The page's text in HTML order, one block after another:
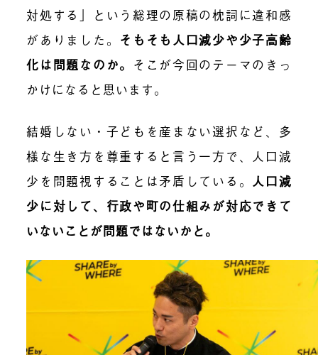
対処する」という総理の原稿の枕詞に違和感
がありました。 そもそも人口減少や少子高齢
化は問題なのか。 そこが今回のテーマのきっ
かけになると思います。
結婚しない・子どもを産まない選択など、多
様な生き方を尊重すると言う一方で、人口減
少を問題視することは矛盾している。 人口減
少に対して、行政や町の仕組みが対応できて
いないことが問題ではないかと。